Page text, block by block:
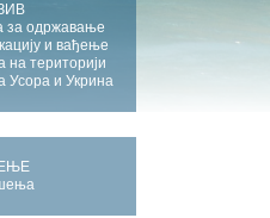
за одржавање
и вађење
на територији
Усора и Укрина